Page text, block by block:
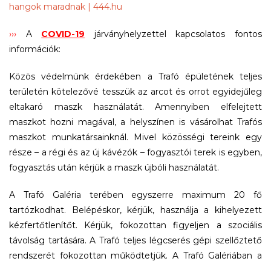
hangok maradnak | 444.hu
››› A COVID-19 járványhelyzettel kapcsolatos fontos
információk:
Közös védelmünk érdekében a Trafó épületének teljes
területén kötelezővé tesszük az arcot és orrot egyidejűleg
eltakaró maszk használatát. Amennyiben elfelejtett
maszkot hozni magával, a helyszínen is vásárolhat Trafós
maszkot munkatársainknál. Mivel közösségi tereink egy
része – a régi és az új kávézók – fogyasztói terek is egyben,
fogyasztás után kérjük a maszk újbóli használatát.
A Trafó Galéria terében egyszerre maximum 20 fő
tartózkodhat. Belépéskor, kérjük, használja a kihelyezett
kézfertőtlenítőt. Kérjük, fokozottan figyeljen a szociális
távolság tartására. A Trafó teljes légcserés gépi szellőztető
rendszerét fokozottan működtetjük. A Trafó Galériában a